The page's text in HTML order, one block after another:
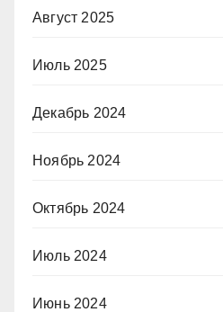
Август 2025
Июль 2025
Декабрь 2024
Ноябрь 2024
Октябрь 2024
Июль 2024
Июнь 2024